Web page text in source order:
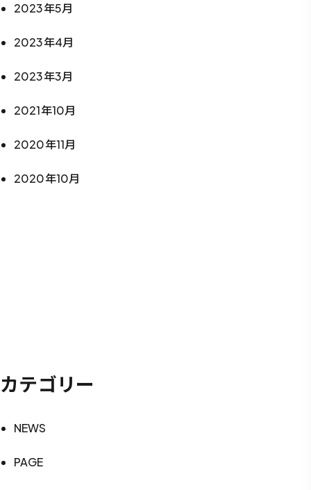
2023年5月
2023年4月
2023年3月
2021年10月
2020年11月
2020年10月
カテゴリー
NEWS
PAGE